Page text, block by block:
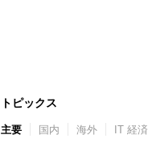
トピックス
主要 国内 海外 IT 経済